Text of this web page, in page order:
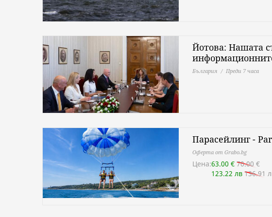
Йотова: Нашата
България Преди 7 часа
Парасейлинг -
Оферта от Grabo.bg
Цена:63.00 € 70.00 €
123.22 лв 136.91